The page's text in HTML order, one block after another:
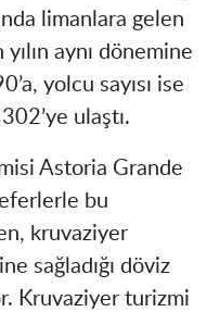
limanlara gelen
aynı dönemine
yolcu sayısı ise
ulaştı.
Astoria Grande
bu
kruvaziyer
sağladığı döviz
Kruvaziyer turizmi